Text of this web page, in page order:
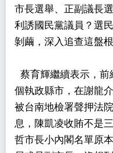
市長選舉、正副議長
利誘國民黨議員？選
剝繭，深入追查這盤
蔡育輝繼續表示，前
個執政縣市，在謝龍
被台南地檢署聲押法
息，陳凱凌收賄不是
哲市長小內閣名單原